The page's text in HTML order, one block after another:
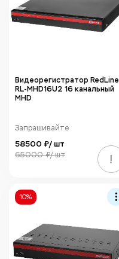
Видеорегистратор RedLine
RL-MHD16U2 16 канальный
MHD
Запрашивайте
58500 ₽/ шт
65000 ₽/ шт !
10%